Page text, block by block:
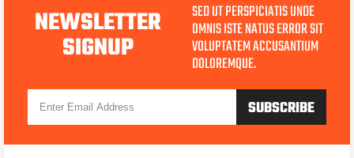
NEWSLETTER
SIGNUP
SED UT PERSPICIATIS UNDE
OMNIS ISTE NATUS ERROR SIT
VOLUPTATEM ACCUSANTIUM
DOLOREMQUE.